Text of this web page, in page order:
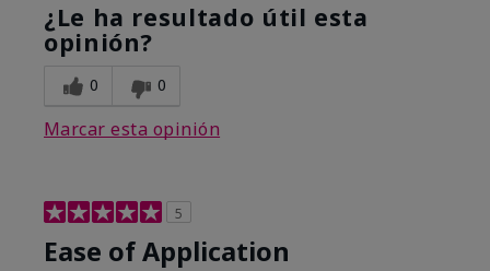
¿Le ha resultado útil esta
opinión?
0 0
Marcar esta opinión
5
Ease of Application